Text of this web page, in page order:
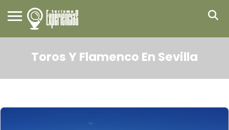
Toros Y Flamenco En Sevilla